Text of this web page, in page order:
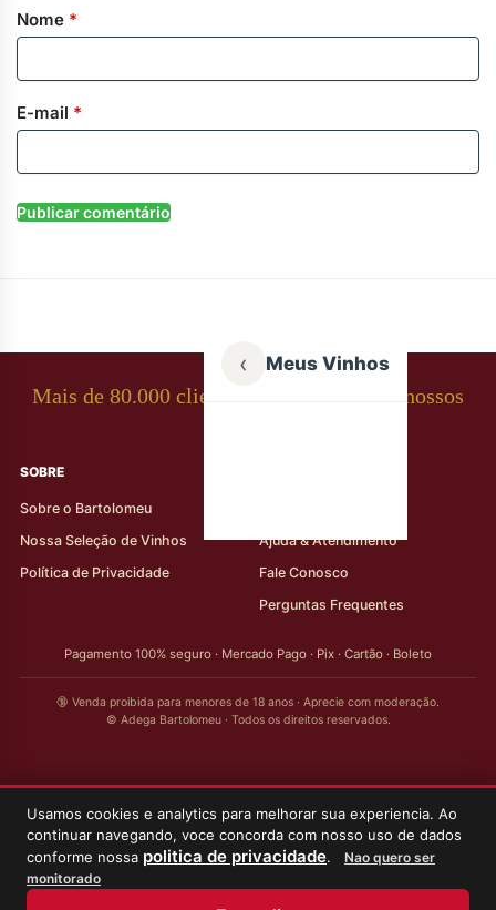
Nome *
E-mail *
Usamos cookies e analytics para melhorar sua experiencia. Ao
continuar navegando, voce concorda com nosso uso de dados
conforme nossa politica de privacidade.
Nao quero ser
monitorado
‹ Meus Vinhos
Mais de 80.000 clientes apaixonados por nossos
SOBRE
Sobre o Bartolomeu
Nossa Seleção de Vinhos
Política de Privacidade
Ajuda & Atendimento
Fale Conosco
Perguntas Frequentes
Pagamento 100% seguro · Mercado Pago · Pix · Cartão · Boleto
🔞 Venda proibida para menores de 18 anos · Aprecie com moderação.
© Adega Bartolomeu · Todos os direitos reservados.